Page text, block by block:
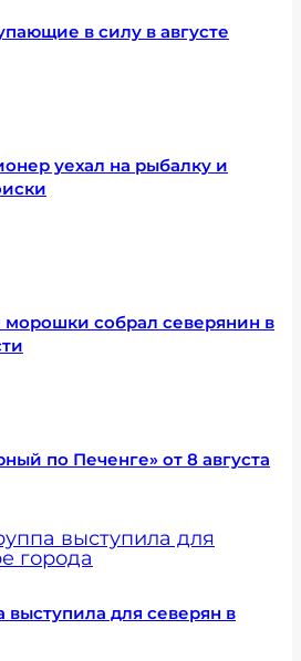
в силу в августе
уехал на рыбалку и
собрал северянин в
по Печенге» от 8 августа
выступила для северян в